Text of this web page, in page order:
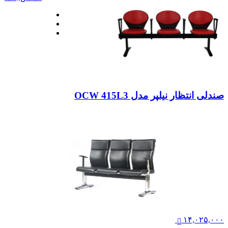
صندلی انتظار نیلپر مدل OCW 415L3
۱۴,۰۲۵,۰۰۰